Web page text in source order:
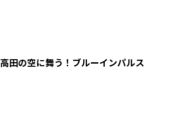
高田の空に舞う！ブルーインパルス